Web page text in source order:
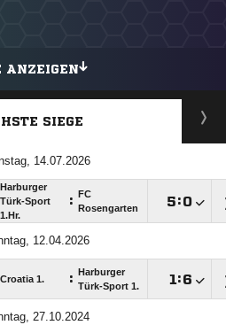
ANZEIGEN
SIEGE
14.07.2026
Harburger
Türk-Sport
1.Hr.
:
FC
Rosengarten
:
12.04.2026
Croatia 1. :
Harburger
Türk-Sport 1.
:
27.10.2024